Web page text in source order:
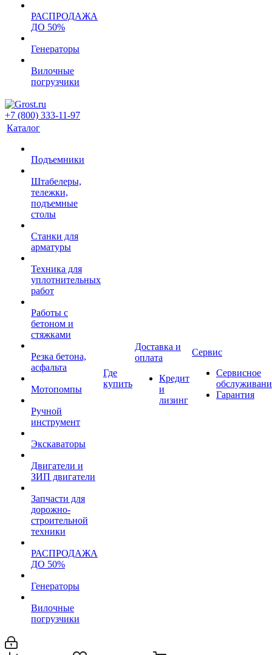
РАСПРОДАЖА
ДО 50%
Генераторы
Вилочные
погрузчики
+7 (800) 333-11-97
Каталог
Подъемники
Штабелеры,
тележки,
подъемные
столы
Станки для
арматуры
Техника для
уплотнительных
работ
Работы с
бетоном и
стяжками
Резка бетона,
асфальта
Мотопомпы
Ручной
инструмент
Экскаваторы
Двигатели и
ЗИП двигатели
Запчасти для
дорожно-
строительной
техники
РАСПРОДАЖА
ДО 50%
Генераторы
Вилочные
погрузчики
Где
купить
Доставка и
оплата
Кредит
и
лизинг
Сервис
Сервисное
Гарантия